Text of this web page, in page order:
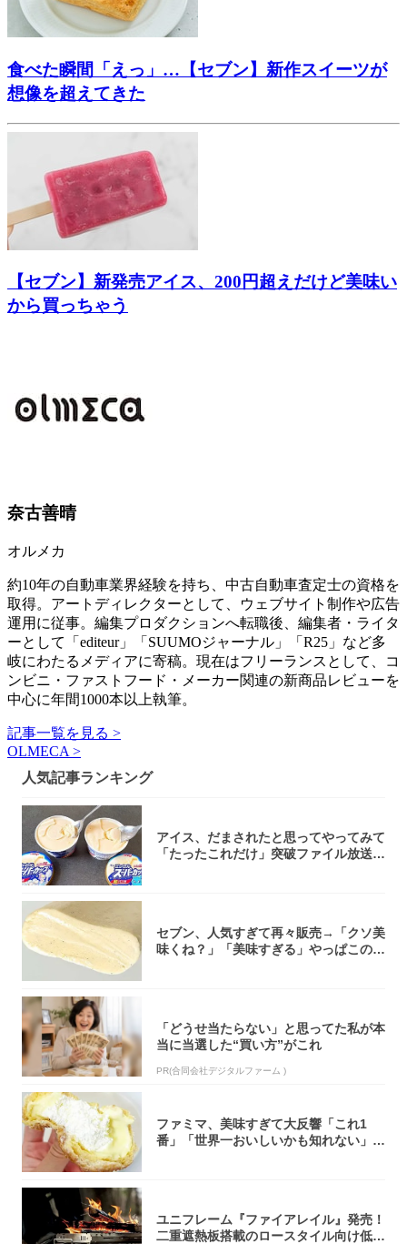
食べた瞬間「えっ」…【セブン】新作スイーツが
想像を超えてきた
【セブン】新発売アイス、200円超えだけど美味い
から買っちゃう
奈古善晴
オルメカ
約10年の自動車業界経験を持ち、中古自動車査定士の資格を
取得。アートディレクターとして、ウェブサイト制作や広告
運用に従事。編集プロダクションへ転職後、編集者・ライタ
ーとして「editeur」「SUUMOジャーナル」「R25」など多
岐にわたるメディアに寄稿。現在はフリーランスとして、コ
ンビニ・ファストフード・メーカー関連の新商品レビューを
中心に年間1000本以上執筆。
記事一覧を見る >
OLMECA >
人気記事ランキング
アイス、だまされたと思ってやってみて
「たったこれだけ」突破ファイル放送で
セブン、人気すぎて再々販売→「クソ美
味くね？」「美味すぎる」やっぱこのク
「どうせ当たらない」と思ってた私が本
当に当選した“買い方”がこれ
PR(合同会社デジタルファーム )
ファミマ、美味すぎて大反響「これ1
番」「世界一おいしいかも知れない」
ユニフレーム『ファイアレイル』発売！
二重遮熱板搭載のロースタイル向け低型